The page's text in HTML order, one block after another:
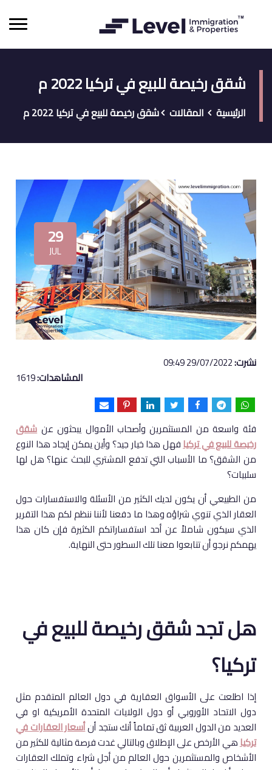
شقق رخيصة للبيع في تركيا 2022 م
الرئيسية المقالات شقق رخيصة للبيع في تركيا 2022 م
نشرت:
المشاهدات:1619
29
JUL
فئة واسعة من المستثمرين وأصحاب الأموال يبحثون عنشقق
رخيصة للبيع في تركيافهل هذا خيار جيد؟ وأين يمكن إيجاد هذا النوع
من الشقق؟ ما الأسباب التي تدفع المشتري للبحث عنها؟ هل لها
سلبيات؟
من الطبيعي أن يكون لديك الكثير من الأسئلة والاستفسارات حول
العقار الذي تنوي شراؤه وهذا ما دفعنا لأننا ننظم لكم هذا التقرير
الذي سيكون شاملاً عن أحد استفساراتكم الكثيرة فإن كان هذا
يهمكم نرجو أن تتابعوا معنا تلك السطور حتى النهاية.
هل تجد شقق رخيصة للبيع في
تركيا؟
إذا اطلعت على الأسواق العقارية في دول العالم المتقدم مثل
دول الاتحاد الأوروبي أو دول الولايات المتحدة الأمريكية او في
العديد من الدول العربية ثق تماماً أنك ستجد أنأسعار العقارات في
تركياهي الأرخص على الإطلاق وبالتالي غدت فرصة مثالية للكثير من
الأشخاص والمستثمرين حول العالم من أجل شراء وتملك العقارات